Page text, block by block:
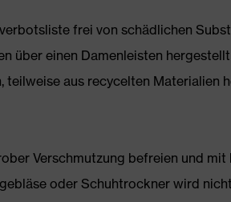
frei von schädlichen
über einen Damenleisten hergestellt
teilweise aus recycelten Materialien
Verschmutzung befreien und
oder Schuhtrockner wird